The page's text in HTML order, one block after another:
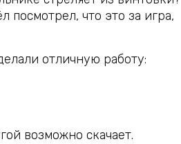
посмотрел, что это за игра,
отличную работу:
возможно скачает.